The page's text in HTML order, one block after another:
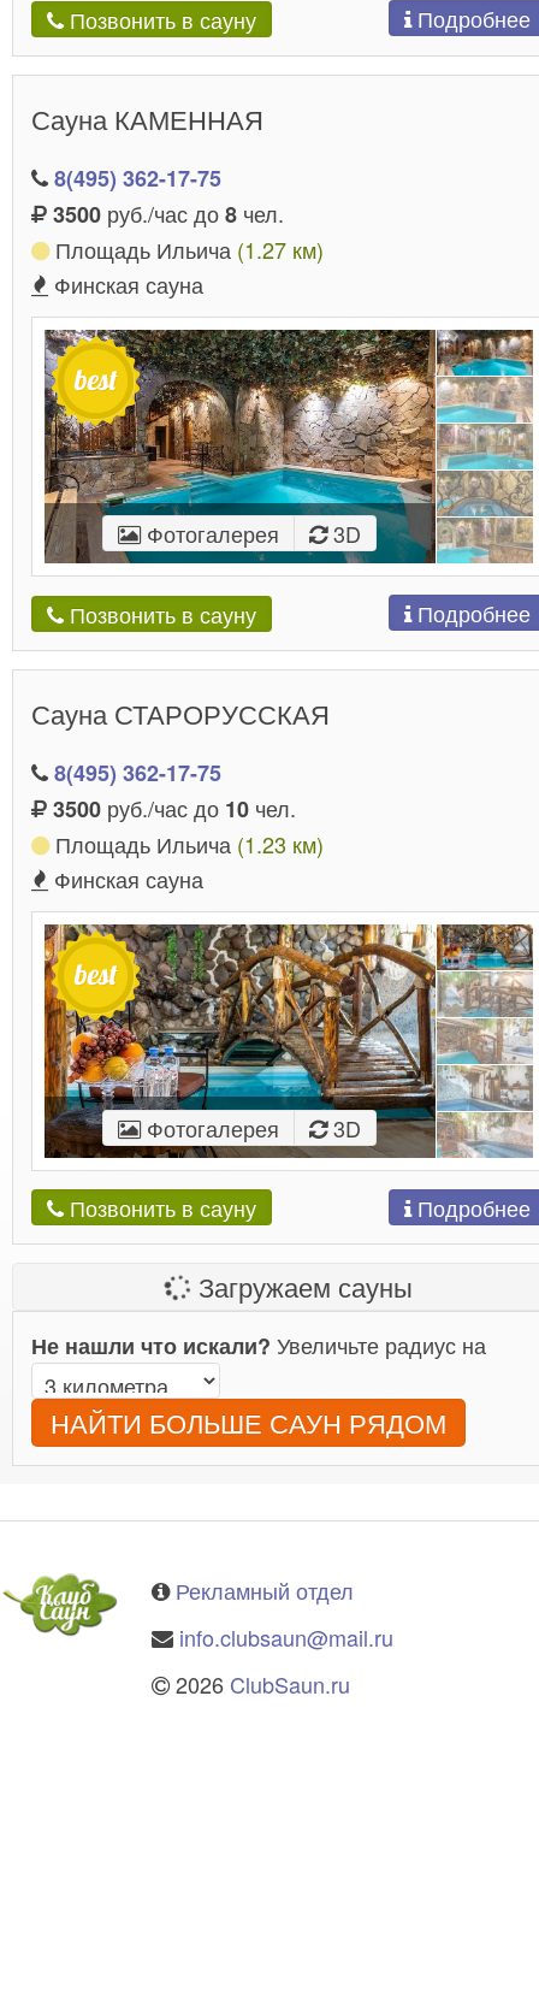
Позвонить в сауну Подробнее
Сауна КАМЕННАЯ
8(495) 362-17-75
3500 руб./час до8 чел.
Площадь Ильича (1.27 км)
Финская сауна
Фотогалерея 3D
Позвонить в сауну Подробнее
Сауна СТАРОРУССКАЯ
8(495) 362-17-75
3500 руб./час до 10 чел.
Площадь Ильича (1.23 км)
Финская сауна
Фотогалерея 3D
Позвонить в сауну Подробнее
Загружаем сауны
Не нашли что искали? Увеличьте радиус на
НАЙТИ БОЛЬШЕ САУН РЯДОМ
Рекламный отдел
info.clubsaun@mail.ru
2026 ClubSaun.ru